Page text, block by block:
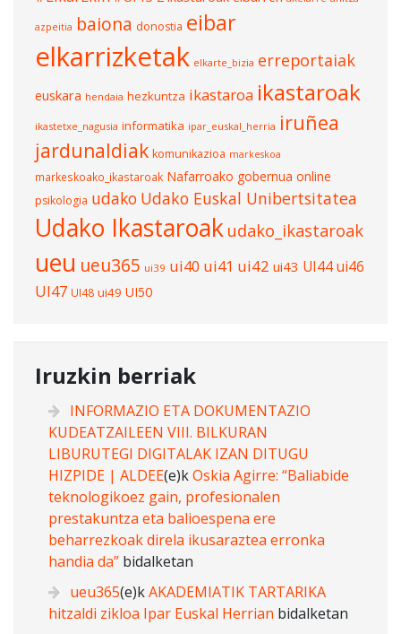
azpeitia baiona donostia eibar
elkarrizketak elkarte_bizia erreportaiak
euskara hendaia hezkuntza ikastaroa ikastaroak
ikastetxe_nagusia informatika ipar_euskal_herria iruñea
jardunaldiak komunikazioa markeskoa
markeskoako_ikastaroak Nafarroako gobernua online
psikologia udako Udako Euskal Unibertsitatea
Udako Ikastaroak udako_ikastaroak
ueu ueu365 ui39 ui40 ui41 ui42 ui43 UI44ui46
UI47 UI48 ui49 UI50
Iruzkin berriak
INFORMAZIO ETA DOKUMENTAZIO
KUDEATZAILEEN VIII. BILKURAN
LIBURUTEGI DIGITALAK IZAN DITUGU
HIZPIDE | ALDEE(e)kOskia Agirre: “Baliabide
teknologikoez gain, profesionalen
prestakuntza eta balioespena ere
beharrezkoak direla ikusaraztea erronka
handia da” bidalketan
ueu365(e)kAKADEMIATIK TARTARIKA
hitzaldi zikloa Ipar Euskal Herrian bidalketan